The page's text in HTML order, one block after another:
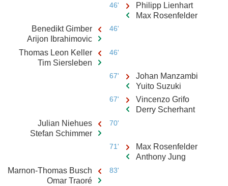
46'
Philipp Lienhart
Max Rosenfelder
Benedikt Gimber
Arijon Ibrahimovic
46'
Thomas Leon Keller
Tim Siersleben
46'
67'
Johan Manzambi
Yuito Suzuki
67'
Vincenzo Grifo
Derry Scherhant
Julian Niehues
Stefan Schimmer
70'
71'
Max Rosenfelder
Anthony Jung
Marnon-Thomas Busch
Omar Traoré
83'